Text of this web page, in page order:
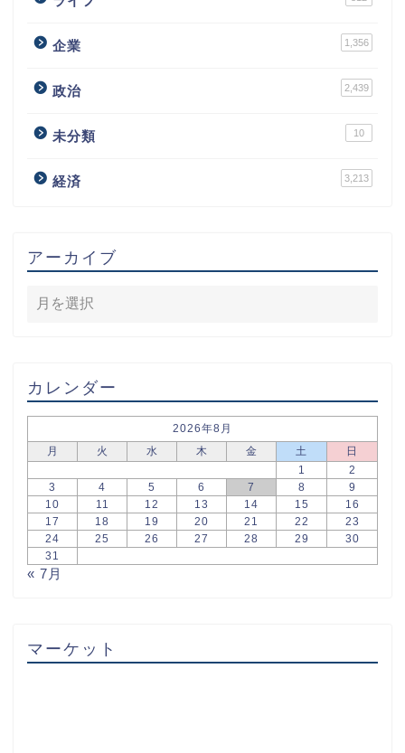
企業 1,356
政治 2,439
未分類 10
経済 3,213
アーカイブ
カレンダー
2026年8月
月
火 水 木 金 土
日
1
2
3
4 5 6 7 8
9
10
11 12 13 14 15
16
17
18 19 20 21 22
23
24
25 26 27 28 29
30
31
« 7月
マーケット